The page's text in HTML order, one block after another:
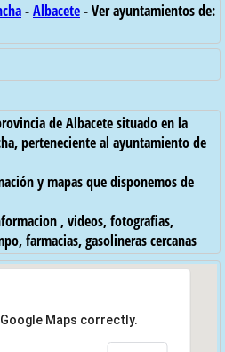
-Albacete- Ver ayuntamientos de:
de Albacete situado en la
perteneciente al ayuntamiento de
y mapas que disponemos de
, videos, fotografias,
farmacias, gasolineras cercanas
Maps correctly.